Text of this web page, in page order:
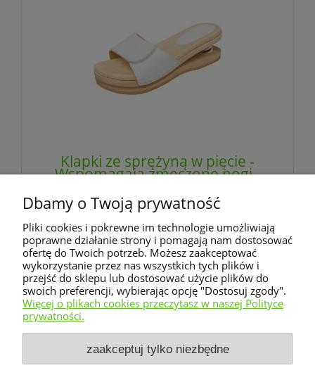
Klapki ze sprężyną w pięcie -
Wspomagają zmęczone nogi -
345,00 zł
zawiera 23% VAT, bez kosztów dostawy
powiadom o dostępności
Warunki zakupów
Dbamy o Twoją prywatność
Pliki cookies i pokrewne im technologie umożliwiają
poprawne działanie strony i pomagają nam dostosować
ofertę do Twoich potrzeb. Możesz zaakceptować
wykorzystanie przez nas wszystkich tych plików i
przejść do sklepu lub dostosować użycie plików do
swoich preferencji, wybierając opcję "Dostosuj zgody".
Więcej o plikach cookies przeczytasz w naszej Polityce
prywatności.
zaakceptuj tylko niezbędne